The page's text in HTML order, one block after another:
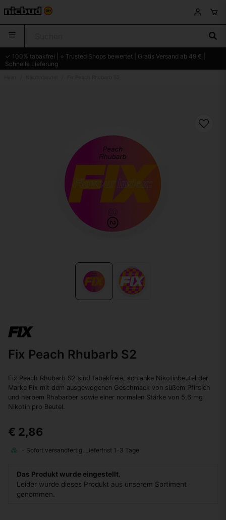
✓ 100% tabakfrei | ⭐ Trusted Shops bewertet | Gratis Versand ab 49 € |
Schnelle Lieferung
Fix Peach Rhubarb S2
Fix Peach Rhubarb S2 sind tabakfreie, schlanke Nikotinbeutel der
Marke Fix mit dem ausgewogenen Geschmack von süßem Pfirsich
und herbem Rhabarber sowie einer normalen Stärke von 5,6 mg
Nikotin pro Beutel.
€ 2,86
Das Produkt wurde eingestellt.
Leider wurde dieses Produkt aus unserem Sortiment
genommen.